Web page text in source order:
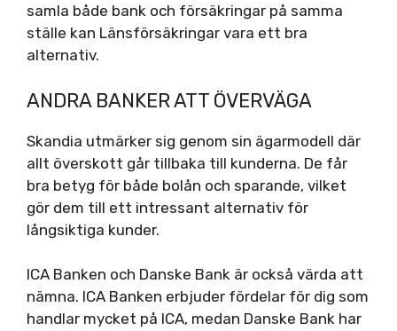
samla både bank och försäkringar på samma
ställe kan Länsförsäkringar vara ett bra
alternativ.
ANDRA BANKER ATT ÖVERVÄGA
Skandia utmärker sig genom sin ägarmodell där
allt överskott går tillbaka till kunderna. De får
bra betyg för både bolån och sparande, vilket
gör dem till ett intressant alternativ för
långsiktiga kunder.
ICA Banken och Danske Bank är också värda att
nämna. ICA Banken erbjuder fördelar för dig som
handlar mycket på ICA, medan Danske Bank har